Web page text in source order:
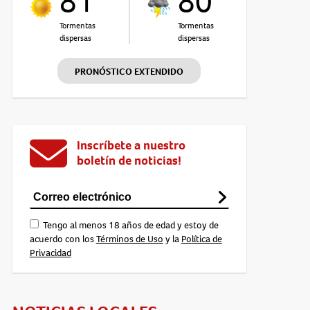
Tormentas
dispersas
Tormentas
dispersas
PRONÓSTICO EXTENDIDO
Inscríbete a nuestro
boletín de noticias!
Tengo al menos 18 años de edad y estoy de
acuerdo con losTérminos de Uso y la Política de
Privacidad